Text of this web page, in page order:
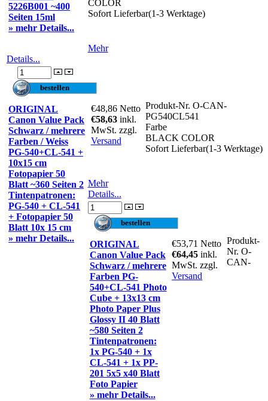
5226B001 ~400
Seiten 15ml
» mehr Details...
COLOR
Sofort Lieferbar(1-3 Werktage)
Mehr
Details...
ORIGINAL
Canon Value Pack
Schwarz / mehrere
Farben / Weiss
PG-540+CL-541 +
10x15 cm
Fotopapier 50
Blatt ~360 Seiten 2
Tintenpatronen:
PG-540 + CL-541
+ Fotopapier 50
Blatt 10x 15 cm
» mehr Details...
€48,86 Netto
€58,63 inkl.
MwSt. zzgl.
Versand
Produkt-Nr. O-CAN-
PG540CL541
Farbe
BLACK COLOR
Sofort Lieferbar(1-3 Werktage)
Mehr
Details...
ORIGINAL
Canon Value Pack
Schwarz / mehrere
Farben PG-
540+CL-541 Photo
Cube + 13x13 cm
Photo Paper Plus
Glossy II 40 Blatt
~580 Seiten 2
Tintenpatronen:
1x PG-540 + 1x
CL-541 + 1x PP-
201 5x5 x40 Blatt
Foto Papier
» mehr Details...
€53,71Netto
€64,45inkl.
MwSt. zzgl.
Versand
Produkt-
Nr. O-
CAN-